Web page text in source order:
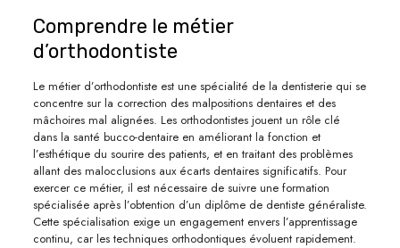
Comprendre le métier
d’orthodontiste
Le métier d’orthodontiste est une spécialité de la dentisterie qui se
concentre sur la correction des malpositions dentaires et des
mâchoires mal alignées. Les orthodontistes jouent un rôle clé
dans la santé bucco-dentaire en améliorant la fonction et
l’esthétique du sourire des patients, et en traitant des problèmes
allant des malocclusions aux écarts dentaires significatifs. Pour
exercer ce métier, il est nécessaire de suivre une formation
spécialisée après l’obtention d’un diplôme de dentiste généraliste.
Cette spécialisation exige un engagement envers l’apprentissage
continu, car les techniques orthodontiques évoluent rapidement.